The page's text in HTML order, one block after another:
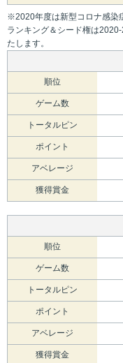
※2020年度は新型コロナ感染
ランキング＆シード権は
たします。
順位
ゲーム数
トータルピン
ポイント
アベレージ
獲得賞金
順位
ゲーム数
トータルピン
ポイント
アベレージ
獲得賞金